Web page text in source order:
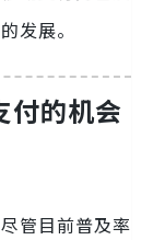
发展。
付的机会
管目前普及率